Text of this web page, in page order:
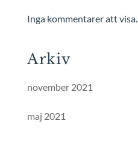
Inga kommentarer att visa.
Arkiv
november 2021
maj 2021